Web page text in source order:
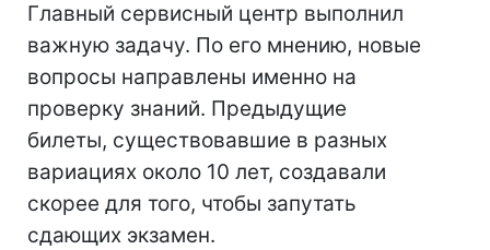
Главный сервисный центр выполнил
важную задачу. По его мнению, новые
вопросы направлены именно на
проверку знаний. Предыдущие
билеты, существовавшие в разных
вариациях около 10 лет, создавали
скорее для того, чтобы запутать
сдающих экзамен.